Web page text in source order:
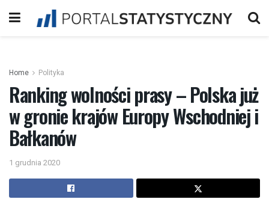
Home Polityka
Ranking wolności prasy – Polska już
w gronie krajów Europy Wschodniej i
Bałkanów
1 grudnia 2020